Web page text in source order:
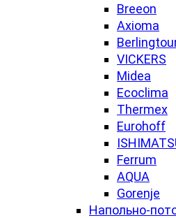
Breeon
Axioma
VICKERS
Midea
Ecoclima
Thermex
Eurohoff
Ferrum
AQUA
Gorenje
Напольно-